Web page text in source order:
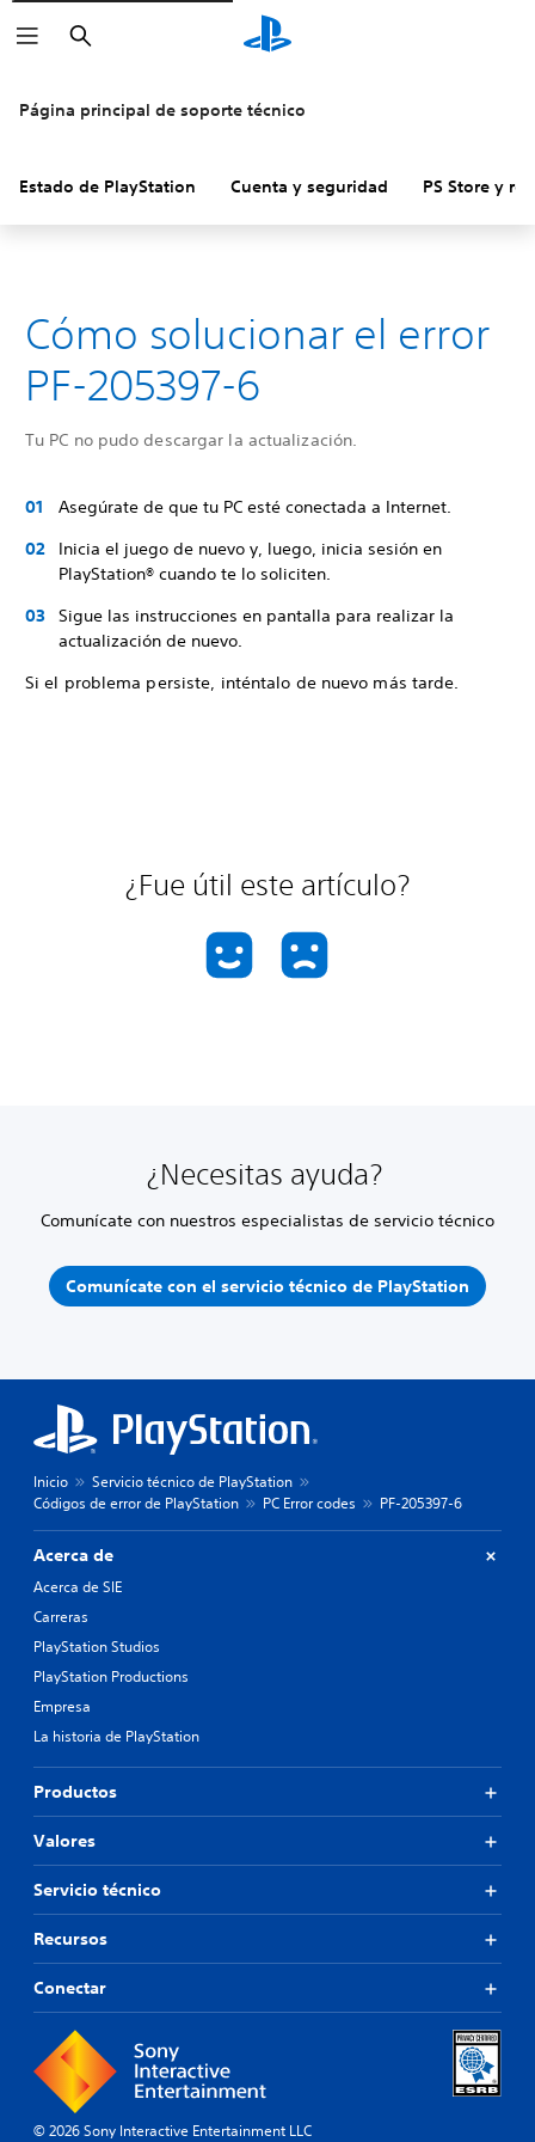
Buscar
Página principal de soporte técnico
Estado de PlayStation Cuenta y seguridad PS Store y
Cómo solucionar el error
PF-205397-6
Tu PC no pudo descargar la actualización.
Asegúrate de que tu PC esté conectada a Internet.
Inicia el juego de nuevo y, luego, inicia sesión en
PlayStation® cuando te lo soliciten.
Sigue las instrucciones en pantalla para realizar la
actualización de nuevo.
Si el problema persiste, inténtalo de nuevo más tarde.
¿Fue útil este artículo?
¿Necesitas ayuda?
Comunícate con nuestros especialistas de servicio técnico
Comunícate con el servicio técnico de PlayStation
Inicio
Servicio técnico de PlayStation
Códigos de error de PlayStation
PC Error codes PF-205397-6
Acerca de
Acerca de SIE
Carreras
PlayStation Studios
PlayStation Productions
Empresa
La historia de PlayStation
Productos
Valores
Servicio técnico
Recursos
Conectar
© 2026 Sony Interactive Entertainment LLC